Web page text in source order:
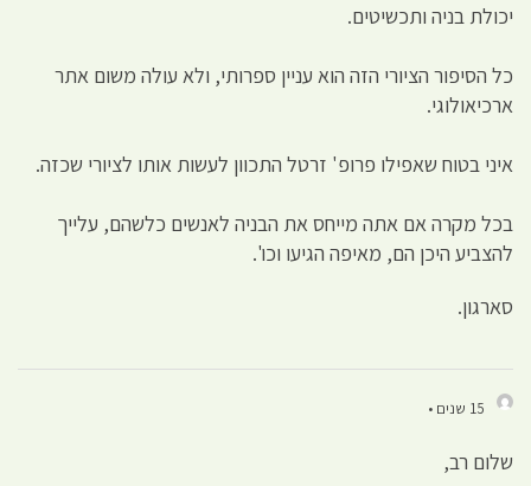
יכולת בניה ותכשיטים.
כל הסיפור הציורי הזה הוא עניין ספרותי, ולא עולה משום אתר
ארכיאולוגי.
איני בטוח שאפילו פרופ' זרטל התכוון לעשות אותו לציורי שכזה.
בכל מקרה אם אתה מייחס את הבניה לאנשים כלשהם, עלייך
להצביע היכן הם, מאיפה הגיעו וכו'.
סארגון.
15 שנים •
שלום רב,